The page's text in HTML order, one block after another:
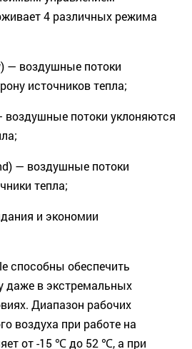
4 различных режима
— воздушные потоки
источников тепла;
воздушные потоки уклоняются
— воздушные потоки
тепла;
и экономии
способны обеспечить
даже в экстремальных
Диапазон рабочих
воздуха при работе на
от -15 ℃ до 52 ℃, а при